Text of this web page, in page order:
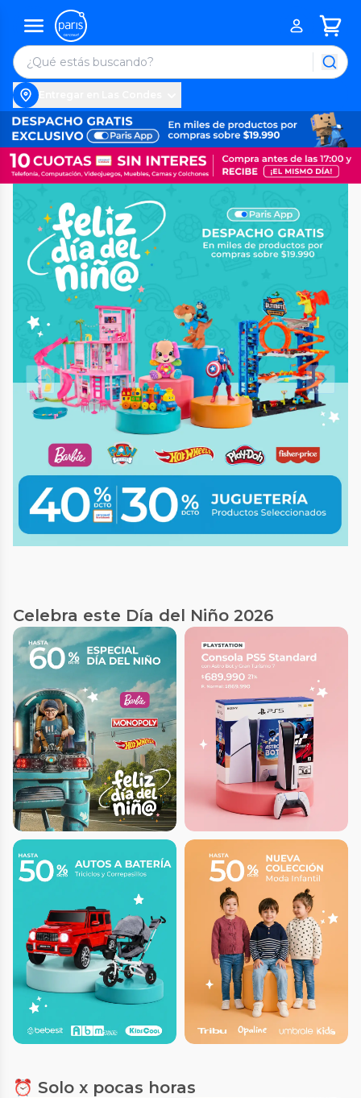
Celebra este Día del Niño 2026
⏰ Solo x pocas horas